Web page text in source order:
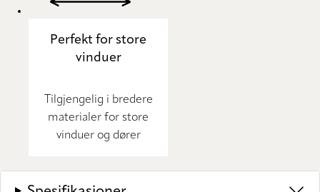
Perfekt for store
vinduer
Tilgjengelig i bredere
materialer for store
vinduer og dører